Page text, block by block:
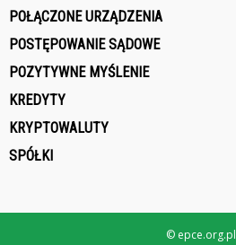
POŁĄCZONE URZĄDZENIA
POSTĘPOWANIE SĄDOWE
POZYTYWNE MYŚLENIE
KREDYTY
KRYPTOWALUTY
SPÓŁKI
© epce.org.pl